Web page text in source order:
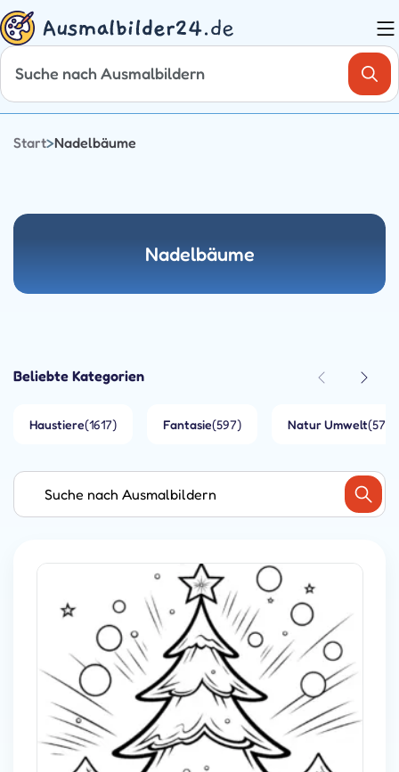
Zum
Inhalt
springen
Start>Nadelbäume
Nadelbäume
Beliebte Kategorien
Haustiere(1617) Fantasie(597) Natur Umwelt(573)